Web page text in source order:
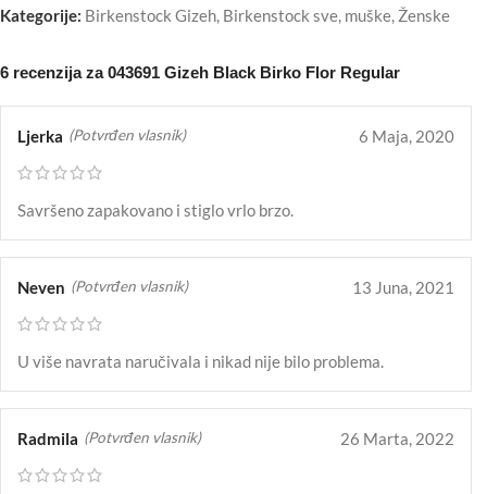
Kategorije: Birkenstock Gizeh, Birkenstock sve, muške, Ženske
6 recenzija za043691 Gizeh Black Birko Flor Regular
Ljerka (Potvrđen vlasnik) 6 Maja, 2020
Savršeno zapakovano i stiglo vrlo brzo.
Neven (Potvrđen vlasnik) 13 Juna, 2021
U više navrata naručivala i nikad nije bilo problema.
Radmila (Potvrđen vlasnik) 26 Marta, 2022